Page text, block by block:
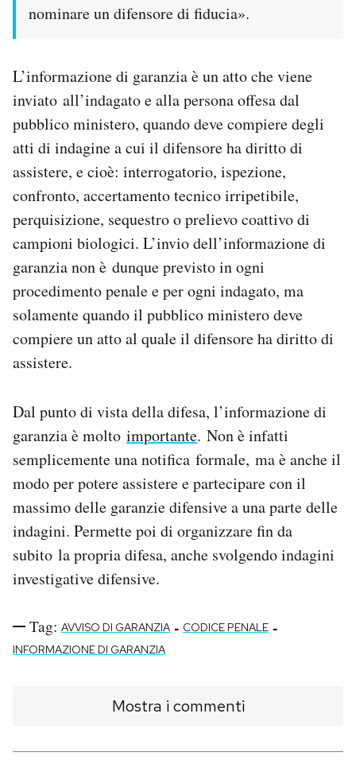
nominare un difensore di fiducia».
L’informazione di garanzia è un atto che viene
inviato all’indagato e alla persona offesa dal
pubblico ministero, quando deve compiere degli
atti di indagine a cui il difensore ha diritto di
assistere, e cioè: interrogatorio, ispezione,
confronto, accertamento tecnico irripetibile,
perquisizione, sequestro o prelievo coattivo di
campioni biologici. L’invio dell’informazione di
garanzia non è dunque previsto in ogni
procedimento penale e per ogni indagato, ma
solamente quando il pubblico ministero deve
compiere un atto al quale il difensore ha diritto di
assistere.
Dal punto di vista della difesa, l’informazione di
garanzia è molto importante. Non è infatti
semplicemente una notifica formale, ma è anche il
modo per potere assistere e partecipare con il
massimo delle garanzie difensive a una parte delle
indagini. Permette poi di organizzare fin da
subito la propria difesa, anche svolgendo indagini
investigative difensive.
Tag: AVVISO DI GARANZIA - CODICE PENALE -
INFORMAZIONE DI GARANZIA
Mostra i commenti